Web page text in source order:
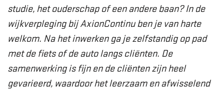
studie, het ouderschap of een andere baan? In de
wijkverpleging bij AxionContinu ben je van harte
welkom. Na het inwerken ga je zelfstandig op pad
met de fiets of de auto langs cliënten. De
samenwerking is fijn en de cliënten zijn heel
gevarieerd, waardoor het leerzaam en afwisselend